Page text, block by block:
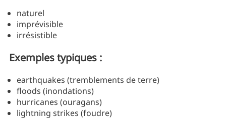
naturel
imprévisible
irrésistible
Exemples typiques :
earthquakes (tremblements de terre)
floods (inondations)
hurricanes (ouragans)
lightning strikes (foudre)